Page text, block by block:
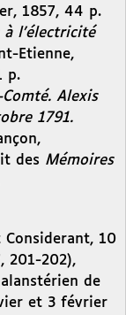
1857, 44 p.
à l’électricité
Etienne,
p.
Alexis
1791.
des Mémoires
10
201-202),
de
et 3 février